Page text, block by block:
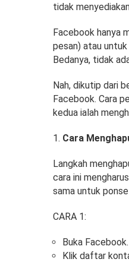
tidak
Facebook hanya
pesan) atau
Bedanya, tidak
Nah, dikutip dari
Facebook. Cara
kedua ialah
Cara
Langkah
cara ini
sama untuk
CARA 1:
Buka Facebook.
Klik daftar